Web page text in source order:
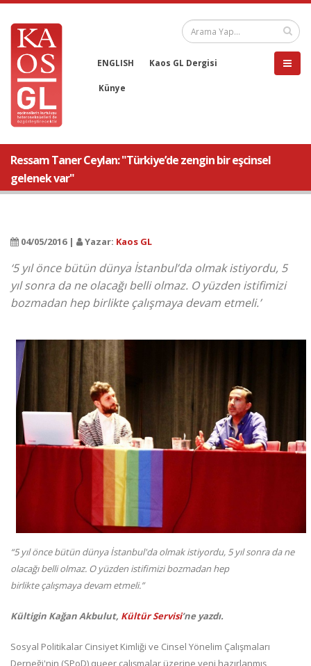
ENGLISH Kaos GL Dergisi
Künye
Ressam Taner Ceylan: "Türkiye’de zengin bir eşcinsel
gelenek var"
04/05/2016 | Yazar: Kaos GL
‘5 yıl önce bütün dünya İstanbul’da olmak istiyordu, 5
yıl sonra da ne olacağı belli olmaz. O yüzden istifimizi
bozmadan hep birlikte çalışmaya devam etmeli.’
“5 yıl önce bütün dünya İstanbul'da olmak istiyordu, 5 yıl sonra da ne
olacağı belli olmaz. O yüzden istifimizi bozmadan hep
birlikte çalışmaya devam etmeli.”
Kültigin Kağan Akbulut, Kültür Servisi’ne yazdı.
Sosyal Politikalar Cinsiyet Kimliği ve Cinsel Yönelim Çalışmaları
Derneği'nin (SPoD) queer çalışmalar üzerine yeni hazırlanmış